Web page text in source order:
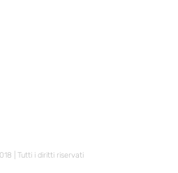
| Tutti i diritti riservati